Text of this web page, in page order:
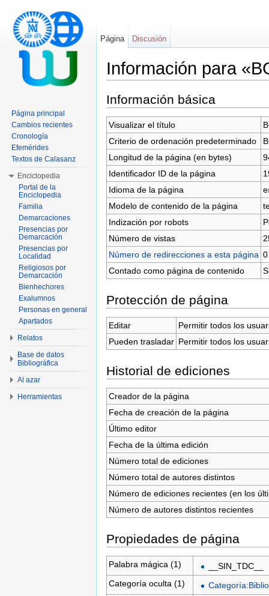
Información para
Información básica
Visualizar el título
Criterio de ordenación predeterminado
Longitud de la página (en bytes)
Identificador ID de la página
Idioma de la página
Modelo de contenido de la página
Indización por robots
Número de vistas
Número de redirecciones a esta página 0
Contado como página de contenido
Protección de página
Editar
Permitir todos los
Pueden trasladar Permitir todos los
Historial de ediciones
Creador de la página
Fecha de creación de la página
Último editor
Fecha de la última edición
Número total de ediciones
Número total de autores distintos
Número de ediciones recientes (en los
Número de autores distintos recientes
Propiedades de página
Palabra mágica (1)
__SIN_TDC__
Categoría oculta (1)
Página Discusión
Página principal
Cambios recientes
Cronología
Efemérides
Textos de Calasanz
Enciclopedia
Portal de la
Enciclopedia
Familia
Demarcaciones
Presencias por
Demarcación
Presencias por
Localidad
Religiosos por
Demarcación
Bienhechores
Exalumnos
Personas en general
Apartados
Relatos
Base de datos
Bibliográfica
Al azar
Herramientas